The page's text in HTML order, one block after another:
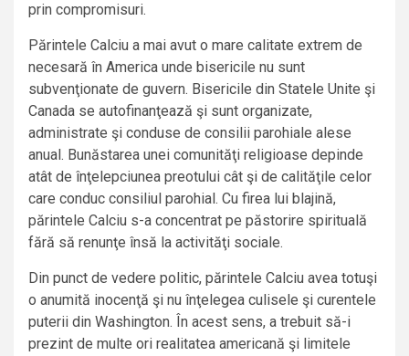
prin compromisuri.
Părintele Calciu a mai avut o mare calitate extrem de
necesară în America unde bisericile nu sunt
subvenţionate de guvern. Bisericile din Statele Unite şi
Canada se autofinanţează şi sunt organizate,
administrate şi conduse de consilii parohiale alese
anual. Bunăstarea unei comunităţi religioase depinde
atât de înţelepciunea preotului cât şi de calităţile celor
care conduc consiliul parohial. Cu firea lui blajină,
părintele Calciu s-a concentrat pe păstorire spirituală
fără să renunţe însă la activităţi sociale.
Din punct de vedere politic, părintele Calciu avea totuşi
o anumită inocenţă şi nu înţelegea culisele şi curentele
puterii din Washington. În acest sens, a trebuit să-i
prezint de multe ori realitatea americană şi limitele